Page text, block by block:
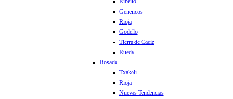
Ribeiro
Genericos
Rioja
Godello
Tierra de Cadiz
Rueda
Rosado
Txakoli
Rioja
Nuevas Tendencias